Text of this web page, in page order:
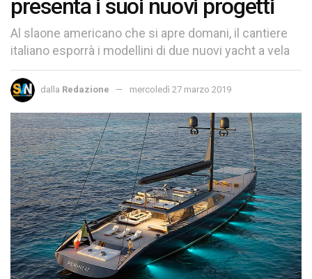
presenta i suoi nuovi progetti
Al slaone americano che si apre domani, il cantiere
italiano esporrà i modellini di due nuovi yacht a vela
dalla Redazione mercoledì 27 marzo 2019